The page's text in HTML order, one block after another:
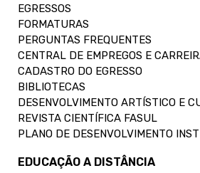
EGRESSOS
FORMATURAS
PERGUNTAS FREQUENTES
CENTRAL DE EMPREGOS E
CADASTRO DO EGRESSO
BIBLIOTECAS
DESENVOLVIMENTO ARTÍSTICO E
REVISTA CIENTÍFICA FASUL
PLANO DE DESENVOLVIMENTO
EDUCAÇÃO A DISTÂNCIA